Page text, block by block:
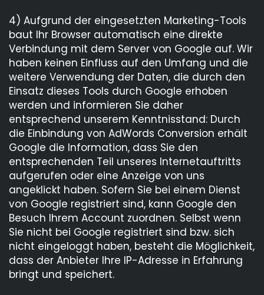
4) Aufgrund der eingesetzten Marketing-Tools
baut Ihr Browser automatisch eine direkte
Verbindung mit dem Server von Google auf. Wir
haben keinen Einfluss auf den Umfang und die
weitere Verwendung der Daten, die durch den
Einsatz dieses Tools durch Google erhoben
werden und informieren Sie daher
entsprechend unserem Kenntnisstand: Durch
die Einbindung von AdWords Conversion erhält
Google die Information, dass Sie den
entsprechenden Teil unseres Internetauftritts
aufgerufen oder eine Anzeige von uns
angeklickt haben. Sofern Sie bei einem Dienst
von Google registriert sind, kann Google den
Besuch Ihrem Account zuordnen. Selbst wenn
Sie nicht bei Google registriert sind bzw. sich
nicht eingeloggt haben, besteht die Möglichkeit,
dass der Anbieter Ihre IP-Adresse in Erfahrung
bringt und speichert.